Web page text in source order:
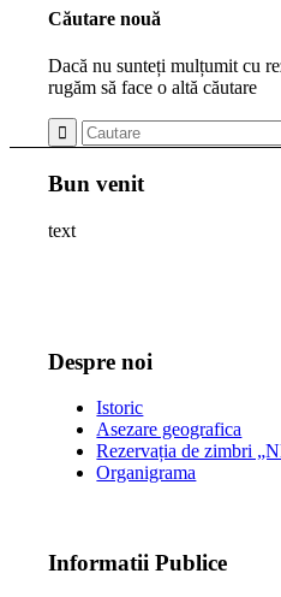
Căutare nouă
Dacă nu sunteți mulțumit cu
rugăm să face o altă căutare
Bun venit
text
Despre noi
Istoric
Asezare geografica
Rezervația de zimbri
Organigrama
Informatii Publice